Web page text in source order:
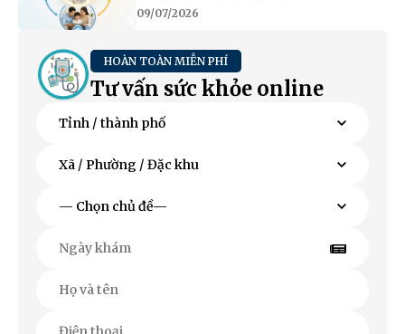
09/07/2026
HOÀN TOÀN MIỄN PHÍ
Tư vấn sức khỏe online